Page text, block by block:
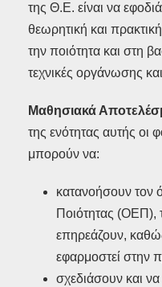
της Θ.Ε. είναι να
θεωρητική και
την ποιότητα και στη
τεχνικές οργάνωσης
Μαθησιακά
της ενότητας αυτής οι
μπορούν να:
κατανοήσουν τον
Ποιότητας (ΟΕΠ),
επηρεάζουν,
εφαρμοστεί στην
σχεδιάσουν και